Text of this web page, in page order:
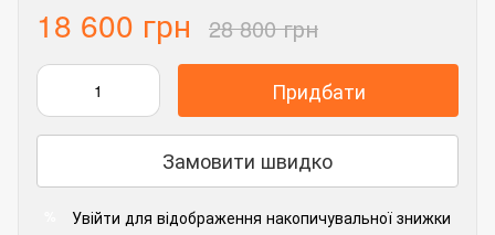
18 600 грн 28 800 грн
Придбати
Замовити швидко
Увійти для відображення накопичувальної знижки